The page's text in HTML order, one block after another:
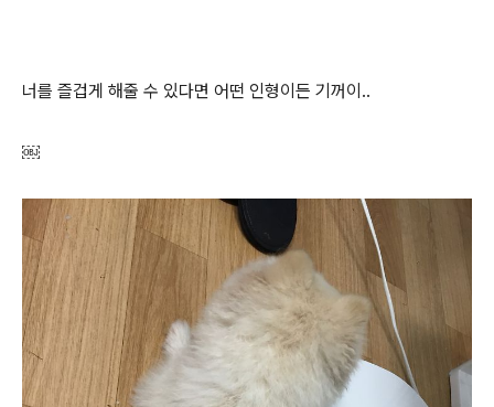
너를 즐겁게 해줄 수 있다면 어떤 인형이든 기꺼이..
￼​